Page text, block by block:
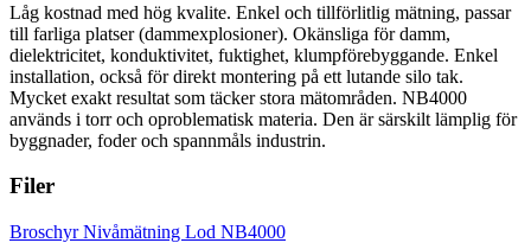
Låg kostnad med hög kvalite. Enkel och tillförlitlig mätning, passar
till farliga platser (dammexplosioner). Okänsliga för damm,
dielektricitet, konduktivitet, fuktighet, klumpförebyggande. Enkel
installation, också för direkt montering på ett lutande silo tak.
Mycket exakt resultat som täcker stora mätområden. NB4000
används i torr och oproblematisk materia. Den är särskilt lämplig för
byggnader, foder och spannmåls industrin.
Filer
Broschyr Nivåmätning Lod NB4000